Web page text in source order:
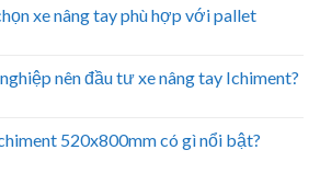
xe nâng tay phù hợp với pallet
nên đầu tư xe nâng tay Ichiment?
520x800mm có gì nổi bật?